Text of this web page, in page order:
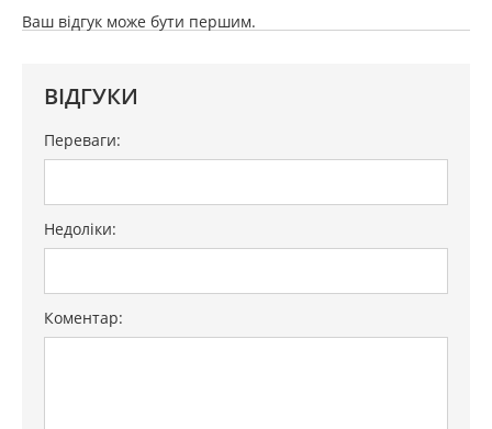
конфорок
Газ-контроль конфорок
Електрозапалювання
конфорок
Гарантія
Ваш відгук може бути першим.
ВІДГУКИ
Переваги:
Недоліки:
Коментар: